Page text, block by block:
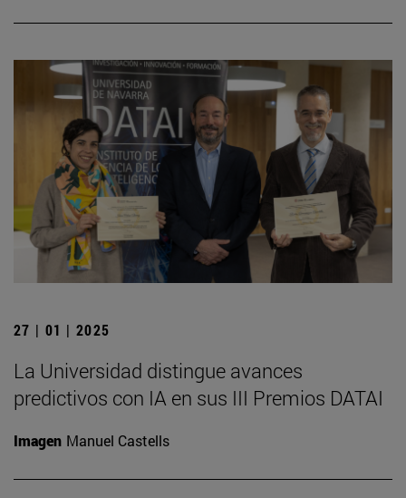
27 | 01 | 2025
La Universidad distingue avances
predictivos con IA en sus III Premios DATAI
Imagen Manuel Castells